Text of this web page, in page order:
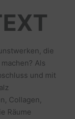
die
Als
und mit
Collagen,
Räume